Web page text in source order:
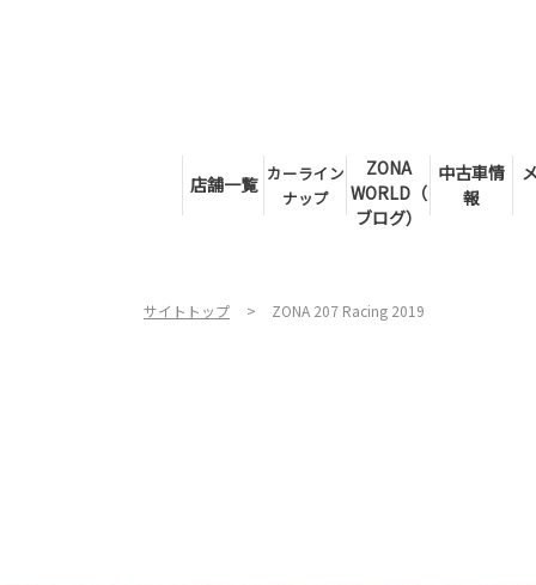
店舗一覧 カーライン
ナップ
ZONA
WORLD（
ブログ）
中古車情
報
サイトトップ ZONA 207 Racing 2019